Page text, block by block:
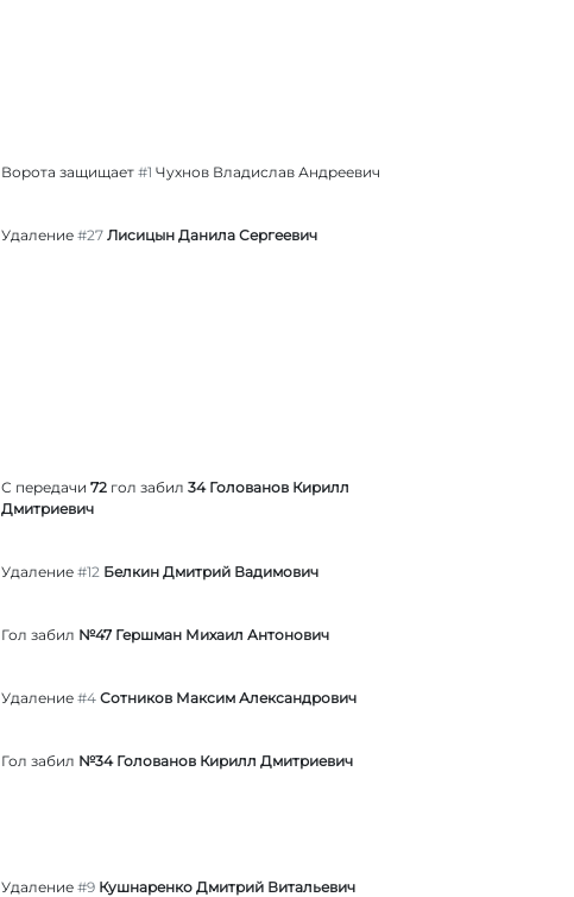
Ворота защищает #1 Чухнов Владислав Андреевич
Удаление #27 Лисицын Данила Сергеевич
С передачи 72 гол забил 34 Голованов Кирилл
Дмитриевич
Удаление #12 Белкин Дмитрий Вадимович
Гол забил №47 Гершман Михаил Антонович
Удаление #4 Сотников Максим Александрович
Гол забил №34 Голованов Кирилл Дмитриевич
Удаление #9 Кушнаренко Дмитрий Витальевич